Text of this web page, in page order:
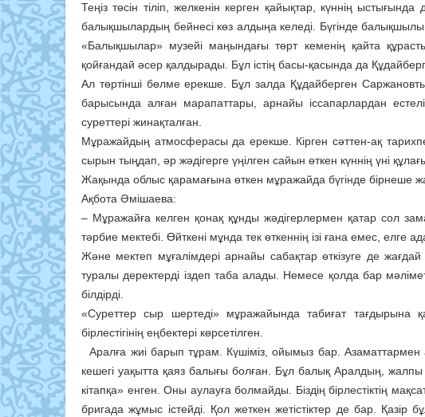
Теңіз төсін тіліп, желкенін керген қайықтар, күннің
балықшылардың бейнесі көз алдыңа келеді. Бүгінде
«Балықшылар» музейі маңындағы төрт кеменің қайта
қойғандай әсер қалдырады. Бұл істің басы-қасында да
Ал төртінші бөлме ерекше. Бұл залда Құдайберген
барысында алған марапаттары, арнайы іссапарлардан
суреттері жинақталған.
Мұражайдың атмосферасы да ерекше. Кірген сәттен-ақ
сырын тыңдап, әр жәдігерге үңілген сайын өткен күннің үні
Жақында облыс қарамағына өткен мұражайда бүгінде
Ақбота Әмішаева:
– Мұражайға келген қонақ құнды жәдігерлермен қатар сол
тәрбие мектебі. Өйткені мұнда тек өткеннің ізі ғана емес, елге
Және мектеп мұғалімдері арнайы сабақтар өткізуге де
туралы деректерді іздеп таба алады. Немесе қолда бар
білдірді.
«Суреттер сыр шертеді» мұражайында табиғат
бірлестігінің еңбектері көрсетілген.
Аралға жиі барып тұрам. Күшіміз, ойымыз бар. Азаматтармен
кешегі уақытта қаяз балығы болған. Бұл балық Аралдың,
кітапқа» енген. Оны аулауға болмайды. Біздің бірлестіктің
бригада жұмыс істейді. Қол жеткен жетістіктер де бар.